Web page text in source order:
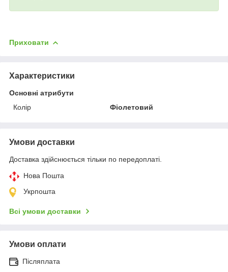
Приховати
Характеристики
Основні атрибути
Колір
Фіолетовий
Умови доставки
Доставка здійснюється тільки по передоплаті.
Нова Пошта
Укрпошта
Всі умови доставки
Умови оплати
Післяплата